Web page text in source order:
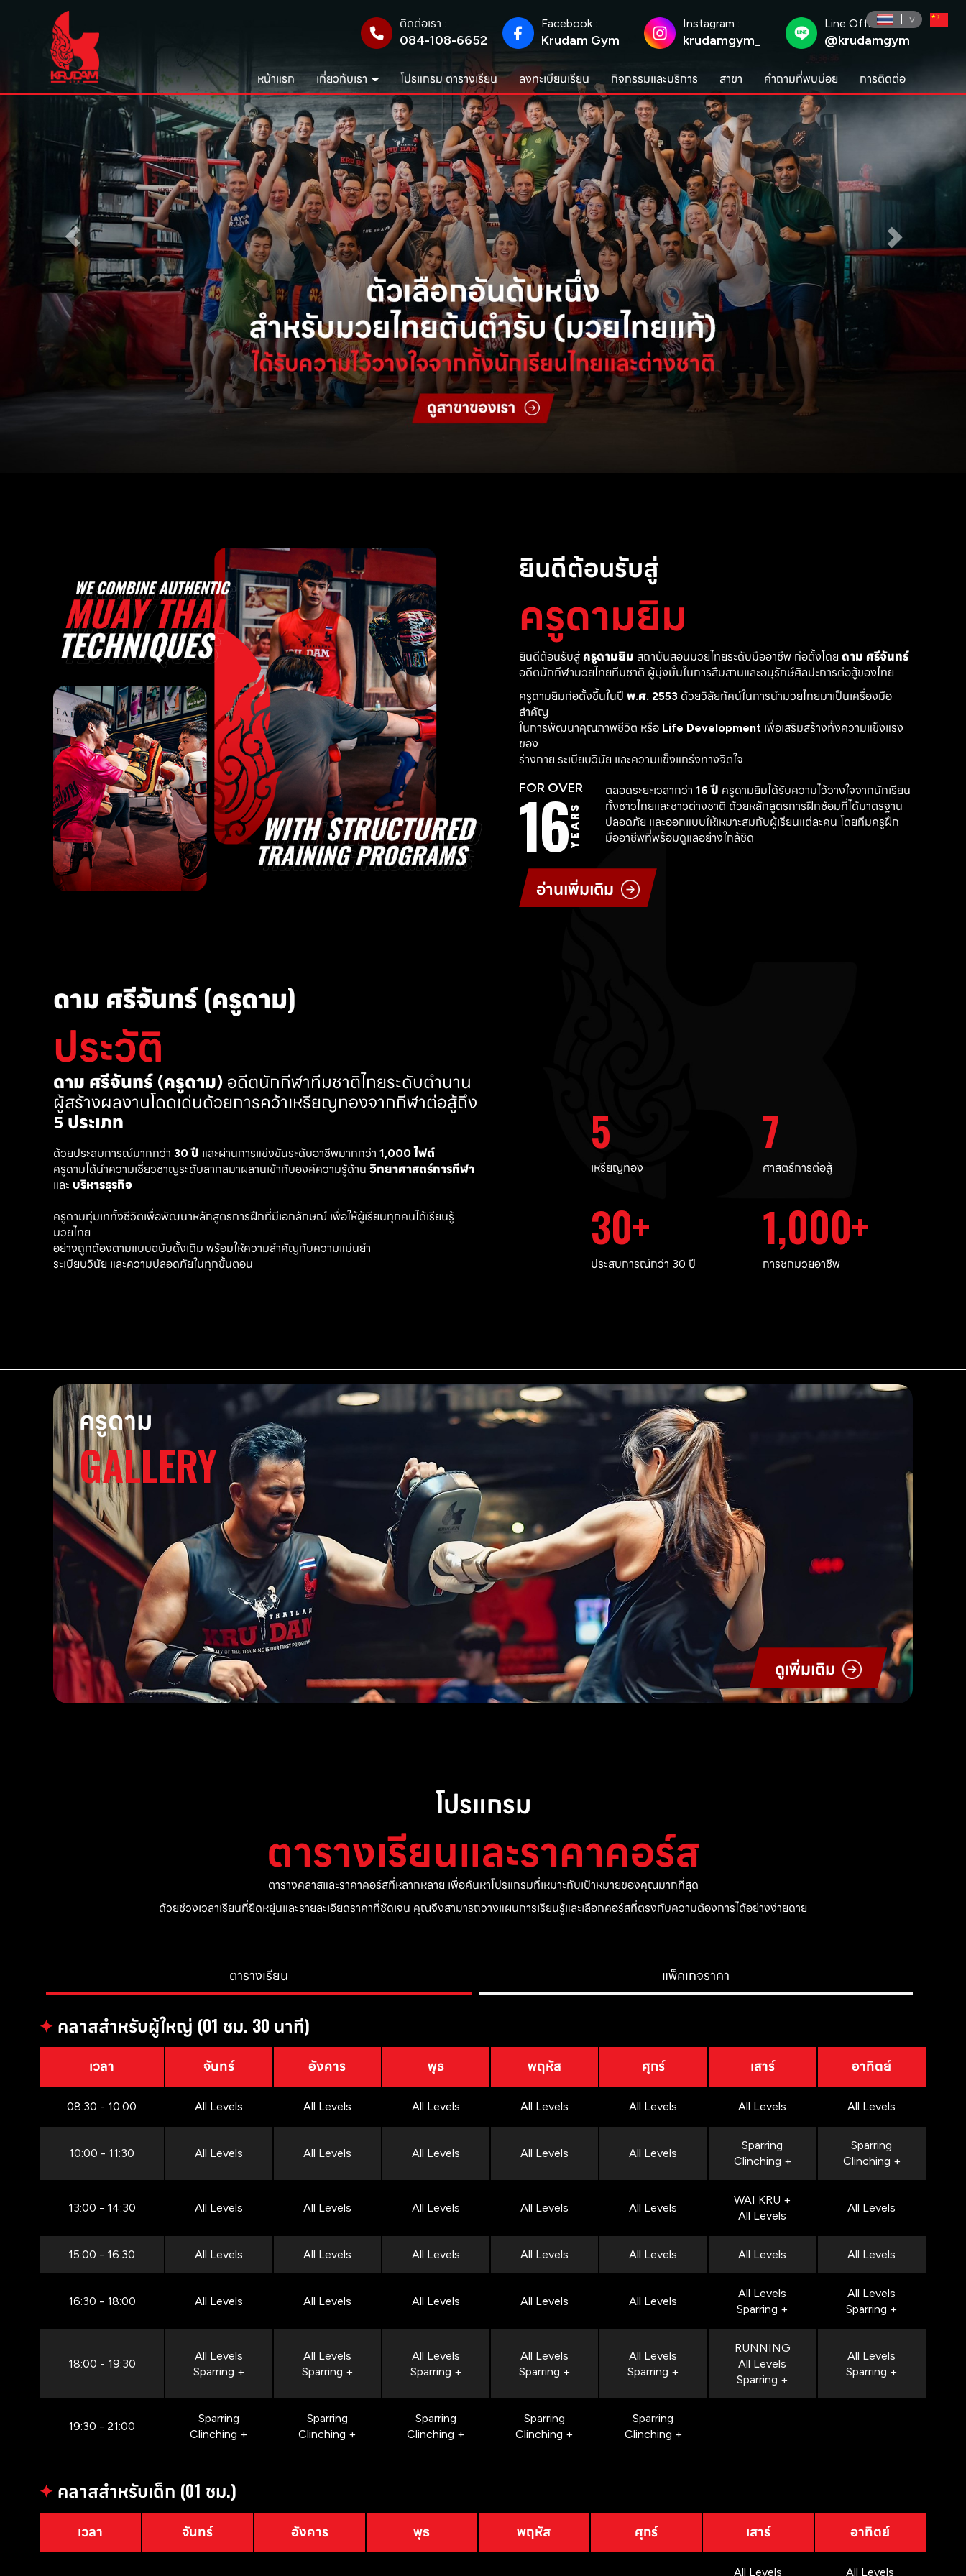
ติดต่อเรา :
084-108-6652
Facebook :
Krudam Gym
Instagram :
krudamgym_
Line Official :
@krudamgym
หน้าแรก เกี่ยวกับเรา โปรแกรม ตารางเรียน ลงทะเบียนเรียน กิจกรรมและบริการ สาขา คำถามที่พบบ่อย การติดต่อ
ยินดีต้อนรับสู่
ครูดามยิม
ยินดีต้อนรับสู่ ครูดามยิม สถาบันสอนมวยไทยระดับมืออาชีพ ก่อตั้งโดย ดาม ศรีจันทร์
อดีตนักกีฬามวยไทยทีมชาติ ผู้มุ่งมั่นในการสืบสานและอนุรักษ์ศิลปะการต่อสู้ของไทย
ครูดามยิมก่อตั้งขึ้นในปี พ.ศ. 2553 ด้วยวิสัยทัศน์ในการนำมวยไทยมาเป็นเครื่องมือ
สำคัญ
ในการพัฒนาคุณภาพชีวิต หรือ Life Development เพื่อเสริมสร้างทั้งความแข็งแรง
ของ
ร่างกาย ระเบียบวินัย และความแข็งแกร่งทางจิตใจ
FOR OVER
16YEARS
ตลอดระยะเวลากว่า 16 ปี ครูดามยิมได้รับความไว้วางใจจากนักเรียน
ทั้งชาวไทยและชาวต่างชาติ ด้วยหลักสูตรการฝึกซ้อมที่ได้มาตรฐาน
ปลอดภัย และออกแบบให้เหมาะสมกับผู้เรียนแต่ละคน โดยทีมครูฝึก
มืออาชีพที่พร้อมดูแลอย่างใกล้ชิด
อ่านเพิ่มเติม
ดาม ศรีจันทร์ (ครูดาม)
ประวัติ
ดาม ศรีจันทร์ (ครูดาม) อดีตนักกีฬาทีมชาติไทยระดับตำนาน
ผู้สร้างผลงานโดดเด่นด้วยการคว้าเหรียญทองจากกีฬาต่อสู้ถึง
5 ประเภท
ด้วยประสบการณ์มากกว่า 30 ปี และผ่านการแข่งขันระดับอาชีพมากกว่า 1,000 ไฟต์
ครูดามได้นำความเชี่ยวชาญระดับสากลมาผสานเข้ากับองค์ความรู้ด้าน วิทยาศาสตร์การกีฬา
และ บริหารธุรกิจ
ครูดามทุ่มเททั้งชีวิตเพื่อพัฒนาหลักสูตรการฝึกที่มีเอกลักษณ์ เพื่อให้ผู้เรียนทุกคนได้เรียนรู้
มวยไทย
อย่างถูกต้องตามแบบฉบับดั้งเดิม พร้อมให้ความสำคัญกับความแม่นยำ
ระเบียบวินัย และความปลอดภัยในทุกขั้นตอน
5
เหรียญทอง
7
ศาสตร์การต่อสู้
30
ประสบการณ์กว่า 30 ปี
1,000
การชกมวยอาชีพ
ครูดาม
GALLERY
ดูเพิ่มเติม
โปรแกรม
ตารางเรียนและราคาคอร์ส
ตารางคลาสและราคาคอร์สที่หลากหลาย เพื่อค้นหาโปรแกรมที่เหมาะกับเป้าหมายของคุณมากที่สุด
ด้วยช่วงเวลาเรียนที่ยืดหยุ่นและรายละเอียดราคาที่ชัดเจน คุณจึงสามารถวางแผนการเรียนรู้และเลือกคอร์สที่ตรงกับความต้องการได้อย่างง่ายดาย
ตารางเรียน แพ็คเกจราคา
✦คลาสสำหรับผู้ใหญ่ (01 ชม. 30 นาที)
เวลา จันทร์ อังคาร พุธ พฤหัส ศุกร์ เสาร์ อาทิตย์
08:30 - 10:00 All Levels All Levels All Levels All Levels All Levels All Levels All Levels
10:00 - 11:30 All Levels All Levels All Levels All Levels All Levels
Sparring
Clinching +
Sparring
Clinching +
13:00 - 14:30 All Levels All Levels All Levels All Levels All Levels
WAI KRU +
All Levels
All Levels
15:00 - 16:30 All Levels All Levels All Levels All Levels All Levels All Levels All Levels
16:30 - 18:00 All Levels All Levels All Levels All Levels All Levels
All Levels
Sparring +
All Levels
Sparring +
18:00 - 19:30
All Levels
Sparring +
All Levels
Sparring +
All Levels
Sparring +
All Levels
Sparring +
All Levels
Sparring +
RUNNING
All Levels
Sparring +
All Levels
Sparring +
19:30 - 21:00
Sparring
Clinching +
Sparring
Clinching +
Sparring
Clinching +
Sparring
Clinching +
Sparring
Clinching +
✦คลาสสำหรับเด็ก (01 ชม.)
เวลา จันทร์ อังคาร พุธ พฤหัส ศุกร์ เสาร์ อาทิตย์
All Levels All Levels